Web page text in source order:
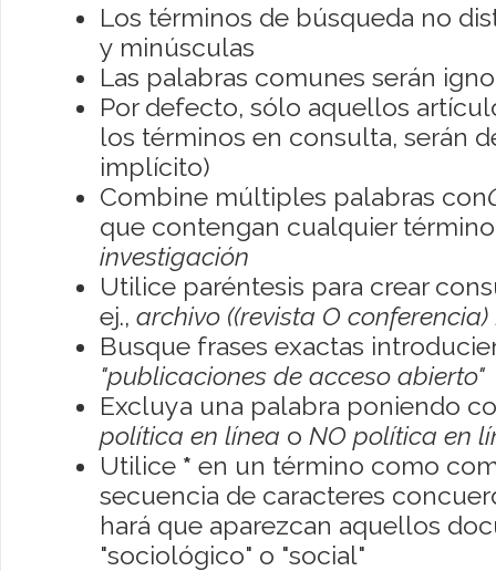
Los términos de búsqueda no
y minúsculas
Las palabras comunes serán
Por defecto, sólo aquellos
los términos en consulta, serán
implícito)
Combine múltiples palabras con
que contengan cualquier
investigación
Utilice paréntesis para crear
ej., archivo ((revista O conferencia)
Busque frases exactas
"publicaciones de acceso abierto"
Excluya una palabra poniendo
política en línea o NO política en
Utilice * en un término como
secuencia de caracteres
hará que aparezcan aquellos
"sociológico" o "social"